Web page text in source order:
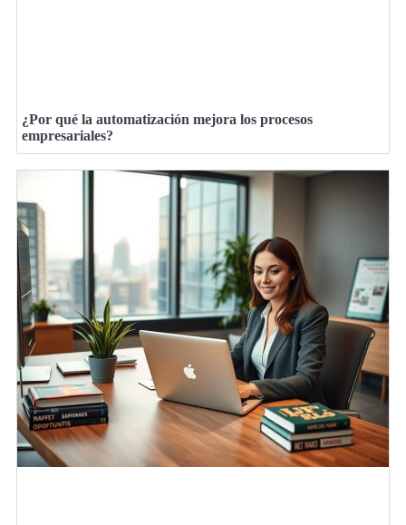
¿Por qué la automatización mejora los procesos
empresariales?